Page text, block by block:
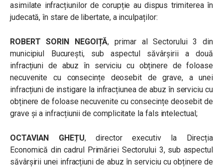
asimilate infracțiunilor de corupție au dispus trimiterea în
judecată, în stare de libertate, a inculpaților:
ROBERT SORIN NEGOIȚĂ, primar al Sectorului 3 din
municipiul București, sub aspectul săvârșirii a două
infracțiuni de abuz în serviciu cu obținere de foloase
necuvenite cu consecințe deosebit de grave, a unei
infracțiuni de instigare la infracțiunea de abuz în serviciu cu
obținere de foloase necuvenite cu consecințe deosebit de
grave și a infracțiunii de complicitate la fals intelectual;
OCTAVIAN GHEȚU, director executiv la Direcția
Economică din cadrul Primăriei Sectorului 3, sub aspectul
săvârșirii unei infracțiuni de abuz în serviciu cu obținere de